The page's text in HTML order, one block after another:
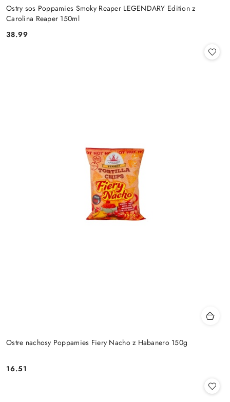
Ostry sos Poppamies Smoky Reaper LEGENDARY Edition z
Carolina Reaper 150ml
Cena:
38.99
Ostre nachosy Poppamies Fiery Nacho z Habanero 150g
Cena:
16.51